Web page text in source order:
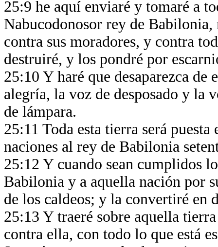
25:9 he aquí enviaré y tomaré a
Nabucodonosor rey de
contra sus moradores, y contra
destruiré, y los pondré por
25:10 Y haré que desaparezca
alegría, la voz de desposado y la
de lámpara.
25:11 Toda esta tierra será
naciones al rey de Babilonia
25:12 Y cuando sean cumplidos
Babilonia y a aquella nación por
de los caldeos; y la convertiré en
25:13 Y traeré sobre aquella
contra ella, con todo lo que está